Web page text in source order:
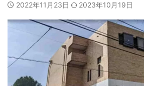
2022年11月23日 2023年10月19日